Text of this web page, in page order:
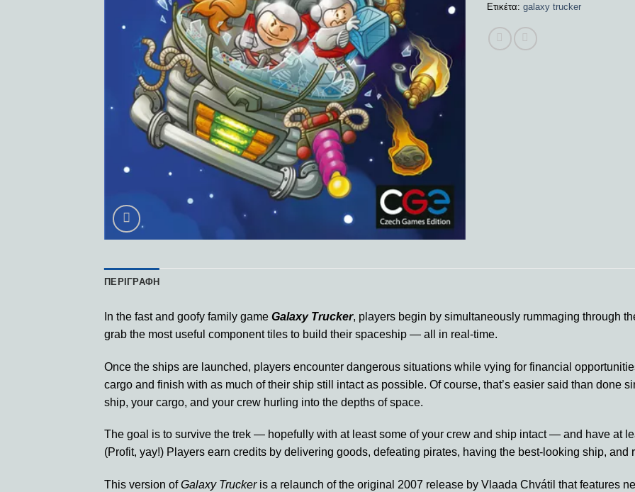
Ετικέτα: galaxy trucker
ΠΕΡΙΓΡΑΦΉ
In the fast and goofy family game Galaxy Trucker, players begin by simultaneously rummaging through
grab the most useful component tiles to build their spaceship — all in real-time.
Once the ships are launched, players encounter dangerous situations while vying for financial
cargo and finish with as much of their ship still intact as possible. Of course, that’s easier said than done
ship, your cargo, and your crew hurling into the depths of space.
The goal is to survive the trek — hopefully with at least some of your crew and ship intact — and have at
(Profit, yay!) Players earn credits by delivering goods, defeating pirates, having the best-looking ship, and
This version ofGalaxy Truckeris a relaunch of the original 2007 release by Vlaada Chvátil that features